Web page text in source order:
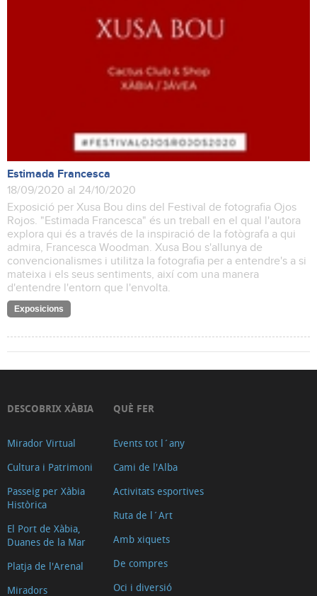
Estimada Francesca
18/09/2020 al 24/10/2020
Exposició per Xusa Bou dins del Festival de fotografia Ojos
Rojos. "Estimada Francesca" és un treball en el qual l'autora
explora qui és a través de la inspiració de la fotògrafa a qui
admira, Francesca Woodman. Xusa Bou s'allunya de
convencionalismes i utilitza la fotografia per a entendre's a si
mateixa i els seus sentiments, així com una manera
d'entendre l'entorn que l'envolta.
Exposicions
DESCOBRIX XÀBIA
Mirador Virtual
Cultura i Patrimoni
Passeig per Xàbia
Històrica
El Port de Xàbia,
Duanes de la Mar
Platja de l'Arenal
Miradors
QUÈ FER
Events tot l´any
Cami de l'Alba
Activitats esportives
Ruta de l´Art
Amb xiquets
De compres
Oci i diversió